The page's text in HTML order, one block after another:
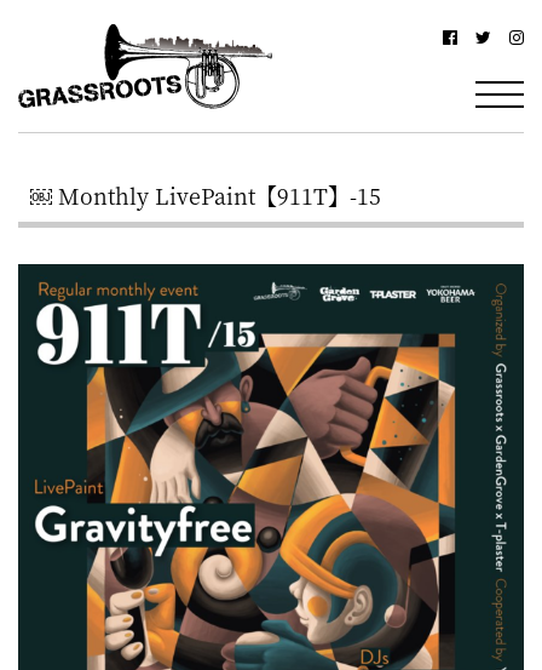
浜
グ
ス
ル
ー
ツ
YOKOHAMA
Grassroots
–
駅
北
西
口
か
ら
徒
歩
分・
鶴
￼ Monthly LivePaint【911T】-15